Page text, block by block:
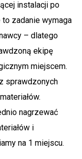
instalacji po
to zadanie wymaga
– dlatego
ekipę
miejscem.
sprawdzonych
nagrzewać
i
na 1 miejscu.